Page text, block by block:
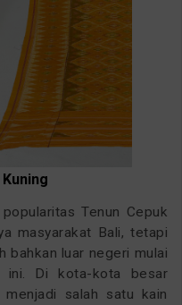
Tenun Cepuk
masyarakat Bali, tetapi
bahkan luar negeri mulai
ini. Di kota-kota besar
salah satu kain